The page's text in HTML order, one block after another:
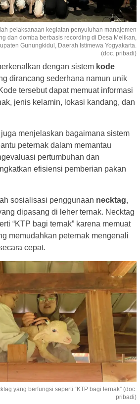
pelaksanaan kegiatan penyuluhan manajemen
dan domba berbasis recording di Desa Melikan,
Gunungkidul, Daerah Istimewa Yogyakarta.
(doc. pribadi)
dengan sistem kode
dirancang sederhana namun unik
tersebut dapat memuat informasi
jenis kelamin, lokasi kandang, dan
menjelaskan bagaimana sistem
peternak dalam memantau
pertumbuhan dan
efisiensi pemberian pakan
sosialisasi penggunaan necktag,
dipasang di leher ternak. Necktag
“KTP bagi ternak” karena memuat
memudahkan peternak mengenali
cepat.
yang berfungsi seperti “KTP bagi ternak” (doc.
pribadi)